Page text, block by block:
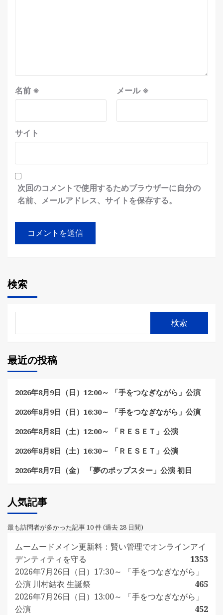
名前 ※ メール※
サイト
次回のコメントで使用するためブラウザーに自分の
名前、メールアドレス、サイトを保存する。
検索
検索
最近の投稿
2026年8月9日（日）12:00～ 「手をつなぎながら」公演
2026年8月9日（日）16:30～ 「手をつなぎながら」公演
2026年8月8日（土）12:00～ 「ＲＥＳＥＴ」公演
2026年8月8日（土）16:30～ 「ＲＥＳＥＴ」公演
2026年8月7日（金） 「夢のポップスター」公演 初日
人気記事
最も訪問者が多かった記事 10 件 (過去 28 日間)
ムームードメイン更新料：賢い管理でオンラインアイ
デンティティを守る
1353
2026年7月26日（日）17:30～ 「手をつなぎながら」
公演 川村結衣 生誕祭
465
2026年7月26日（日）13:00～ 「手をつなぎながら」
公演
452